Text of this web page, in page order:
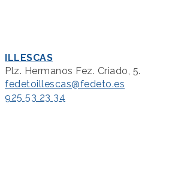
ILLESCAS
Plz. Hermanos Fez. Criado, 5.
fedetoillescas@fedeto.es
925 53 23 34